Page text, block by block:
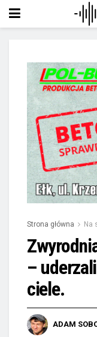
Strona główna Na
–
ciele.
ADAM